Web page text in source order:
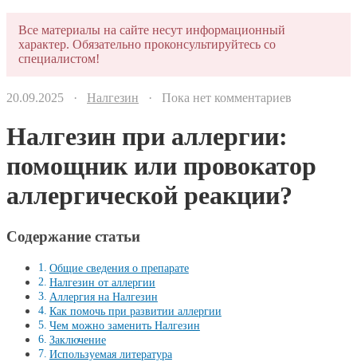
Все материалы на сайте несут информационный
характер. Обязательно проконсультируйтесь со
специалистом!
20.09.2025 · Налгезин · Пока нет комментариев
Налгезин при аллергии:
помощник или провокатор
аллергической реакции?
Содержание статьи
Общие сведения о препарате
Налгезин от аллергии
Аллергия на Налгезин
Как помочь при развитии аллергии
Чем можно заменить Налгезин
Заключение
Используемая литература